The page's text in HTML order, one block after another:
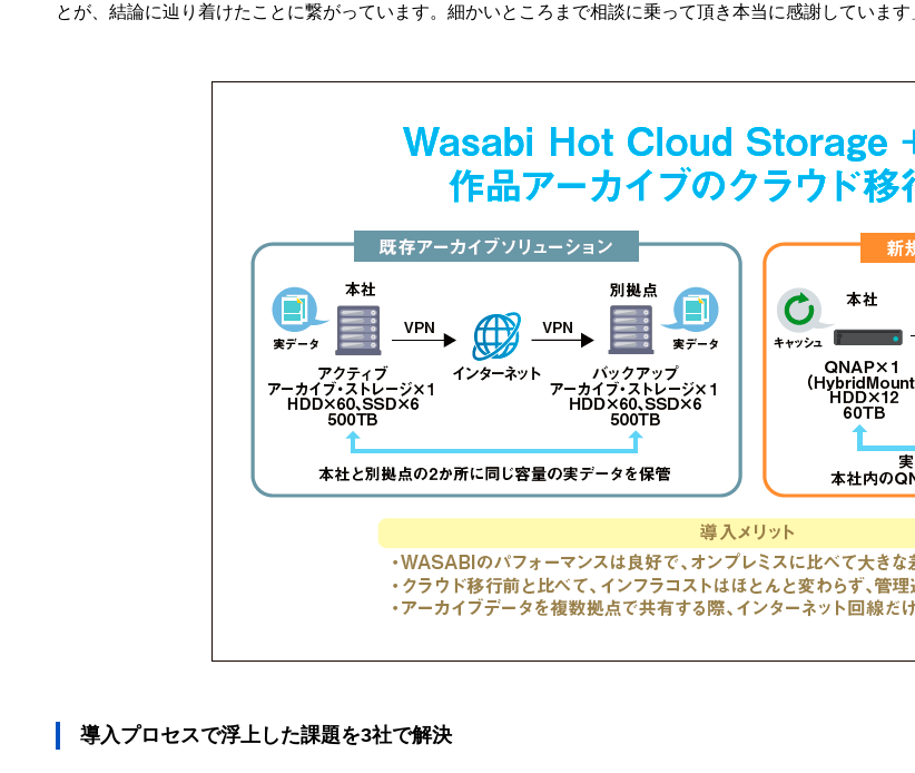
とが、結論に辿り着けたことに繋がっています。細かいところまで相談に乗って頂き本当に感謝していま
導入プロセスで浮上した課題を3社で解決